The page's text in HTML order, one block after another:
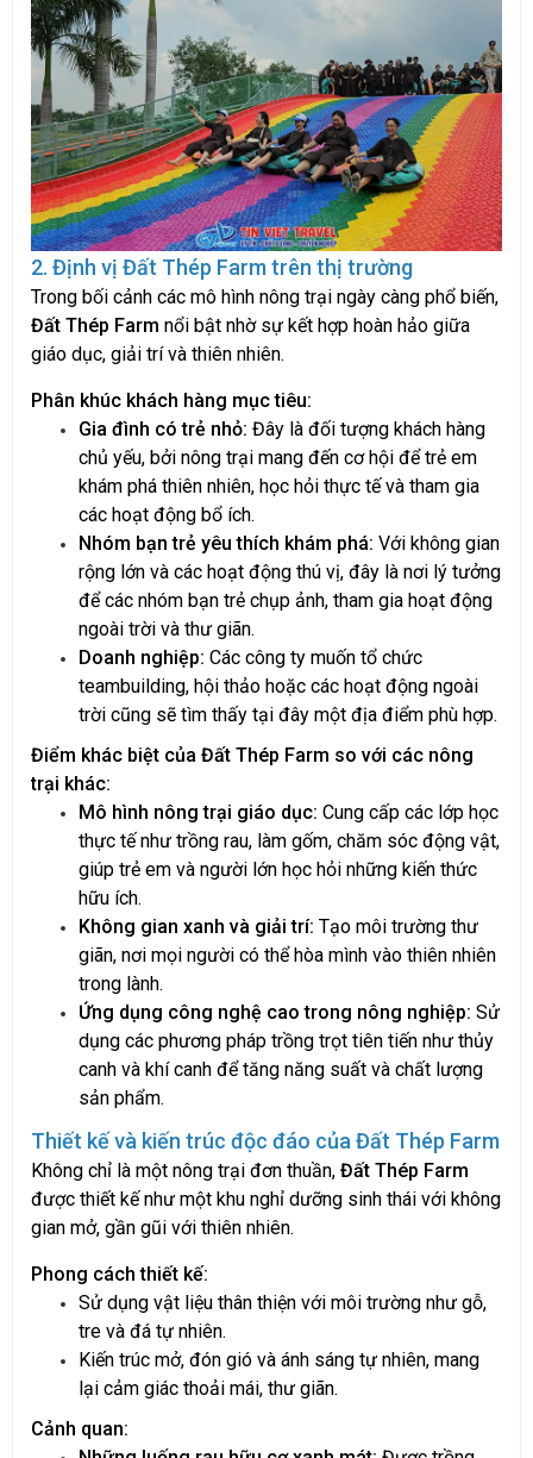
2. Định vị Đất Thép Farm trên thị trường
Trong bối cảnh các mô hình nông trại ngày càng phổ biến,
Đất Thép Farm nổi bật nhờ sự kết hợp hoàn hảo giữa
giáo dục, giải trí và thiên nhiên.
Phân khúc khách hàng mục tiêu:
Gia đình có trẻ nhỏ: Đây là đối tượng khách hàng
chủ yếu, bởi nông trại mang đến cơ hội để trẻ em
khám phá thiên nhiên, học hỏi thực tế và tham gia
các hoạt động bổ ích.
Nhóm bạn trẻ yêu thích khám phá: Với không gian
rộng lớn và các hoạt động thú vị, đây là nơi lý tưởng
để các nhóm bạn trẻ chụp ảnh, tham gia hoạt động
ngoài trời và thư giãn.
Doanh nghiệp: Các công ty muốn tổ chức
teambuilding, hội thảo hoặc các hoạt động ngoài
trời cũng sẽ tìm thấy tại đây một địa điểm phù hợp.
Điểm khác biệt của Đất Thép Farm so với các nông
trại khác:
Mô hình nông trại giáo dục: Cung cấp các lớp học
thực tế như trồng rau, làm gốm, chăm sóc động vật,
giúp trẻ em và người lớn học hỏi những kiến thức
hữu ích.
Không gian xanh và giải trí: Tạo môi trường thư
giãn, nơi mọi người có thể hòa mình vào thiên nhiên
trong lành.
Ứng dụng công nghệ cao trong nông nghiệp: Sử
dụng các phương pháp trồng trọt tiên tiến như thủy
canh và khí canh để tăng năng suất và chất lượng
sản phẩm.
Thiết kế và kiến trúc độc đáo của Đất Thép Farm
Không chỉ là một nông trại đơn thuần, Đất Thép Farm
được thiết kế như một khu nghỉ dưỡng sinh thái với không
gian mở, gần gũi với thiên nhiên.
Phong cách thiết kế:
Sử dụng vật liệu thân thiện với môi trường như gỗ,
tre và đá tự nhiên.
Kiến trúc mở, đón gió và ánh sáng tự nhiên, mang
lại cảm giác thoải mái, thư giãn.
Cảnh quan: